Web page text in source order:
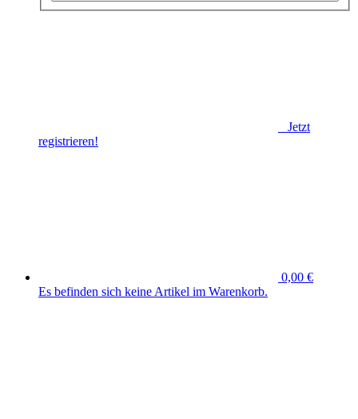
Jetzt
registrieren!
0,00 €
Es befinden sich keine Artikel im Warenkorb.